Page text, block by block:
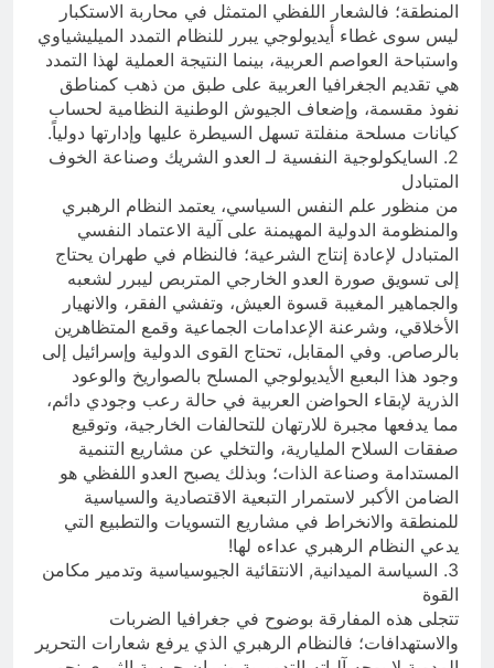
المنطقة؛ فالشعار اللفظي المتمثل في محاربة الاستكبار
ليس سوى غطاء أيديولوجي يبرر للنظام التمدد الميليشياوي
واستباحة العواصم العربية، بينما النتيجة العملية لهذا التمدد
هي تقديم الجغرافيا العربية على طبق من ذهب كمناطق
نفوذ مقسمة، وإضعاف الجيوش الوطنية النظامية لحساب
كيانات مسلحة منفلتة تسهل السيطرة عليها وإدارتها دولياً.
2. السايكولوجية النفسية لـ العدو الشريك وصناعة الخوف
المتبادل
من منظور علم النفس السياسي، يعتمد النظام الرهبري
والمنظومة الدولية المهيمنة على آلية الاعتماد النفسي
المتبادل لإعادة إنتاج الشرعية؛ فالنظام في طهران يحتاج
إلى تسويق صورة العدو الخارجي المتربص ليبرر لشعبه
والجماهير المغيبة قسوة العيش، وتفشي الفقر، والانهيار
الأخلاقي، وشرعنة الإعدامات الجماعية وقمع المتظاهرين
بالرصاص. وفي المقابل، تحتاج القوى الدولية وإسرائيل إلى
وجود هذا البعبع الأيديولوجي المسلح بالصواريخ والوعود
الذرية لإبقاء الحواضن العربية في حالة رعب وجودي دائم،
مما يدفعها مجبرة للارتهان للتحالفات الخارجية، وتوقيع
صفقات السلاح المليارية، والتخلي عن مشاريع التنمية
المستدامة وصناعة الذات؛ وبذلك يصبح العدو اللفظي هو
الضامن الأكبر لاستمرار التبعية الاقتصادية والسياسية
للمنطقة والانخراط في مشاريع التسويات والتطبيع التي
يدعي النظام الرهبري عداءه لها!
3. السياسة الميدانية, الانتقائية الجيوسياسية وتدمير مكامن
القوة
تتجلى هذه المفارقة بوضوح في جغرافيا الضربات
والاستهدافات؛ فالنظام الرهبري الذي يرفع شعارات التحرير